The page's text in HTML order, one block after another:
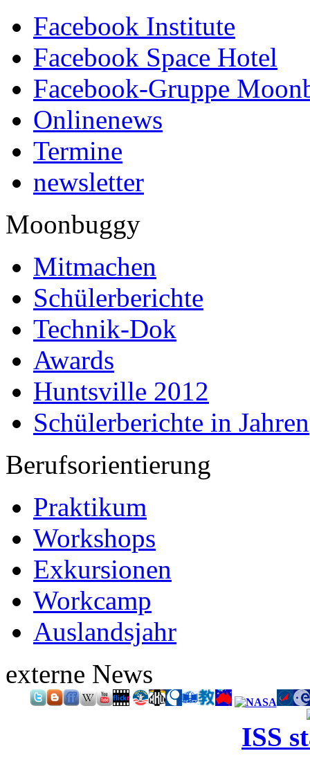
Facebook Institute
Facebook Space Hotel
Facebook-Gruppe
Onlinenews
Termine
newsletter
Moonbuggy
Mitmachen
Schülerberichte
Technik-Dok
Awards
Huntsville 2012
Schülerberichte in Jahren
Berufsorientierung
Praktikum
Workshops
Exkursionen
Workcamp
Auslandsjahr
externe News
ISS